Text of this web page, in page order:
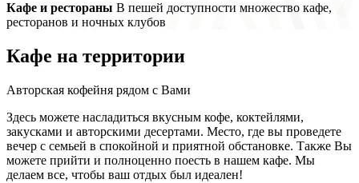
Кафе и рестораны В пешей доступности множество кафе,
ресторанов и ночных клубов
Кафе на территории
Авторская кофейня рядом с Вами
Здесь можете насладиться вкусным кофе, коктейлями,
закусками и авторскими десертами. Место, где вы проведете
вечер с семьей в спокойной и приятной обстановке. Также Вы
можете прийти и полноценно поесть в нашем кафе. Мы
делаем все, чтобы ваш отдых был идеален!